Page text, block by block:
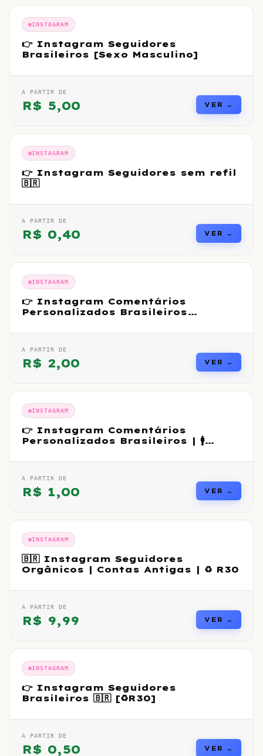
INSTAGRAM
👉 Instagram Seguidores
Brasileiros [Sexo Masculino]
A PARTIR DE
R$ 5,00 VER →
INSTAGRAM
👉 Instagram Seguidores sem refil
🇧🇷
A PARTIR DE
R$ 0,40 VER →
INSTAGRAM
👉 Instagram Comentários
Personalizados Brasileiros
A PARTIR DE
R$ 2,00 VER →
INSTAGRAM
👉 Instagram Comentários
Personalizados Brasileiros | 🚹
A PARTIR DE
R$ 1,00 VER →
INSTAGRAM
🇧🇷 Instagram Seguidores
Orgânicos | Contas Antigas | ♻️ R30
A PARTIR DE
R$ 9,99 VER →
INSTAGRAM
👉 Instagram Seguidores
Brasileiros 🇧🇷 [♻️R30]
A PARTIR DE
R$ 0,50 VER →